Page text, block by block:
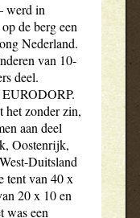
werd in
de berg een
Nederland.
van 10-
deel.
het zonder zin,
aan deel
Oostenrijk,
Duitsland
tent van 40 x
20 x 10 en
was een